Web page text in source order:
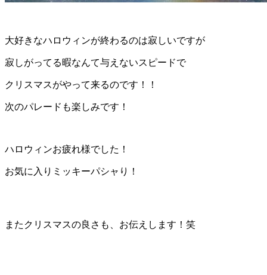
大好きなハロウィンが終わるのは寂しいですが
寂しがってる暇なんて与えないスピードで
クリスマスがやって来るのです！！
次のパレードも楽しみです！
ハロウィンお疲れ様でした！
お気に入りミッキーパシャり！
またクリスマスの良さも、お伝えします！笑